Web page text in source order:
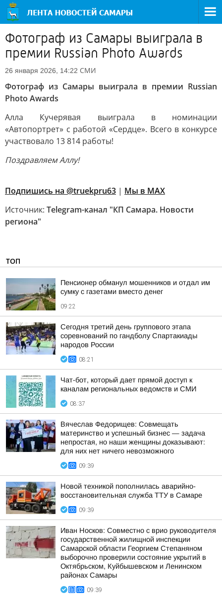
Фотограф из Самары выиграла в
премии Russian Photo Awards
26 января 2026, 14:22 СМИ
Фотограф из Самары выиграла в премии Russian
Photo Awards
Алла Кучерявая выиграла в номинации
«Автопортрет» с работой «Сердце». Всего в конкурсе
участвовало 13 814 работы!
Поздравляем Аллу!
Подпишись на @truekpru63 | Мы в MAX
Источник: Telegram-канал "КП Самара. Новости
региона"
ТОП
Пенсионер обманул мошенников и отдал им
сумку с газетами вместо денег
09:22
Сегодня третий день группового этапа
соревнований по гандболу Спартакиады
народов России
08:21
Чат-бот, который дает прямой доступ к
каналам региональных ведомств и СМИ
08:37
Вячеслав Федорищев: Совмещать
материнство и успешный бизнес — задача
непростая, но наши женщины доказывают:
для них нет ничего невозможного
09:39
Новой техникой пополнилась аварийно-
восстановительная служба ТТУ в Самаре
09:39
Иван Носков: Совместно с врио руководителя
государственной жилищной инспекции
Самарской области Георгием Степаняном
выборочно проверили состояние укрытий в
Октябрьском, Куйбышевском и Ленинском
районах Самары
09:39